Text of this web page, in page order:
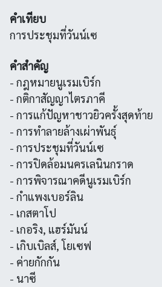
คำเทียบ
การประชุมที่วันน์เซ
คำสำคัญ
- กฎหมายนูเรมเบิร์ก
- กติกาสัญญาไตรภาคี
- การแก้ปัญหาชาวยิวครั้งสุดท้าย
- การทำลายล้างเผ่าพันธุ์
- การประชุมที่วันน์เซ
- การปิดล้อมนครเลนินกราด
- การพิจารณาคดีนูเรมเบิร์ก
- กำแพงเบอร์ลิน
- เกสตาโป
- เกอริง, แฮร์มันน์
- เกิบเบิลส์, โยเซฟ
- ค่ายกักกัน
- นาซี